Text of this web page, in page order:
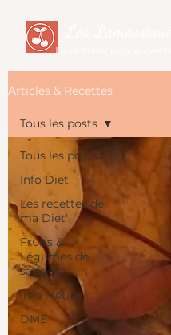
La diététicienne des
Articles & Recettes
Tous les posts
Info Diet'
Les recettes de
ma Diet'
Fruits &
Légumes de
saison
Info Métier
DME
Tous les posts